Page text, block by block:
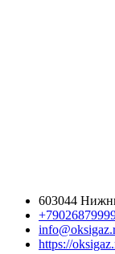
603044
https://